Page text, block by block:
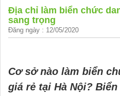
Địa chỉ làm biển chức
sang trọng
Đăng ngày : 12/05/2020
Cơ sở nào làm biển
giá rẻ tại Hà Nội?